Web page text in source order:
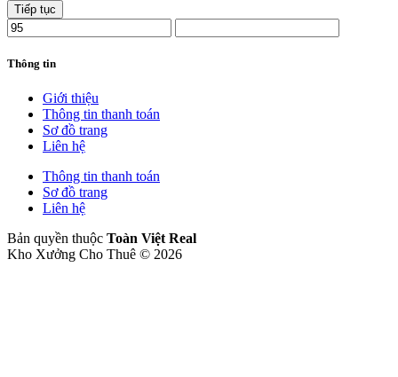
Tiếp tục
Thông tin
Giới thiệu
Thông tin thanh toán
Sơ đồ trang
Liên hệ
Thông tin thanh toán
Sơ đồ trang
Liên hệ
Bản quyền thuộc Toàn Việt Real
Kho Xưởng Cho Thuê © 2026